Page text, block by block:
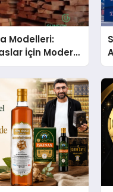
Modelleri:
İçin Modern